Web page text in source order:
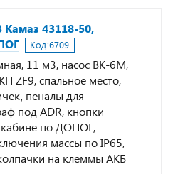
43118-50,
Код:6709
11 м3, насос ВК-6М,
ZF9, спальное место,
пеналы для
под ADR, кнопки
по ДОПОГ,
массы по IP65,
на клеммы АКБ